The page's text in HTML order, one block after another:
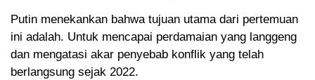
Putin menekankan bahwa tujuan utama dari pertemuan
ini adalah. Untuk mencapai perdamaian yang langgeng
dan mengatasi akar penyebab konflik yang telah
berlangsung sejak 2022.